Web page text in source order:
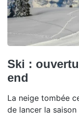
Ski :
end
La neige tombée
de lancer la